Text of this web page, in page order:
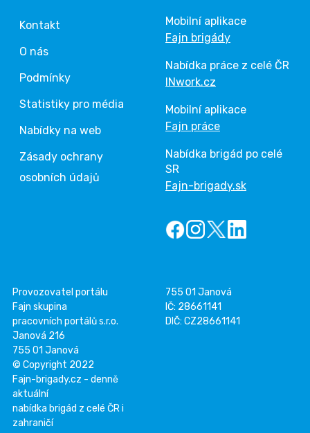
Kontakt
O nás
Podmínky
Statistiky pro média
Nabídky na web
Zásady ochrany
osobních údajů
Mobilní aplikace
Fajn brigády
Nabídka práce z celé ČR
INwork.cz
Mobilní aplikace
Fajn práce
Nabídka brigád po celé
SR
Fajn-brigady.sk
Provozovatel portálu
Fajn skupina
pracovních portálů s.r.o.
Janová 216
755 01 Janová
755 01 Janová
IČ: 28661141
DIČ: CZ28661141
© Copyright 2022
Fajn-brigady.cz - denně
aktuální
nabídka brigád z celé ČR i
zahraničí